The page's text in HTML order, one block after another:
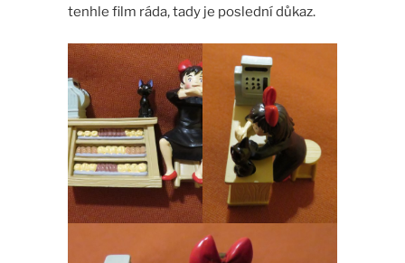
tenhle film ráda, tady je poslední důkaz.